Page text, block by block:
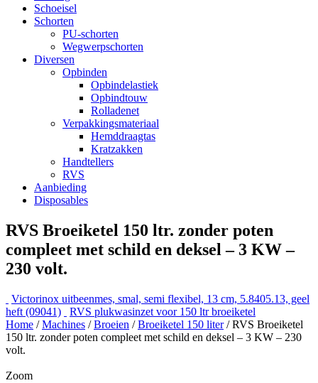
Schoeisel
Schorten
PU-schorten
Wegwerpschorten
Diversen
Opbinden
Opbindelastiek
Opbindtouw
Rolladenet
Verpakkingsmateriaal
Hemddraagtas
Kratzakken
Handtellers
RVS
Aanbieding
Disposables
RVS Broeiketel 150 ltr. zonder poten
compleet met schild en deksel – 3 KW –
230 volt.
Victorinox uitbeenmes, smal, semi flexibel, 13 cm, 5.8405.13, geel
heft (09041)
RVS plukwasinzet voor 150 ltr broeiketel
Home /Machines /Broeien /Broeiketel 150 liter/ RVS Broeiketel
150 ltr. zonder poten compleet met schild en deksel – 3 KW – 230
volt.
Zoom